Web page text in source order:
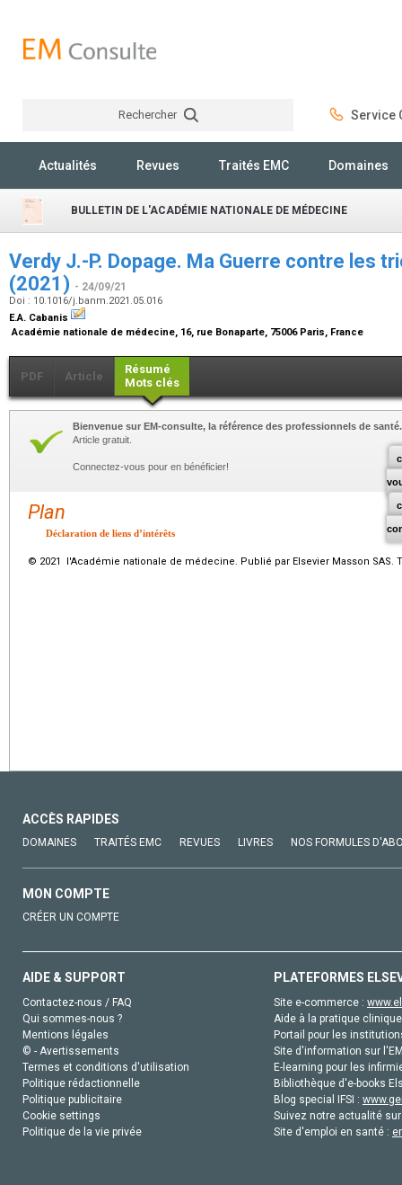
Rechercher Service
Actualités Revues Traités EMC Domaines
BULLETIN DE L'ACADÉMIE NATIONALE DE MÉDECINE
Verdy J.-P. Dopage. Ma Guerre contre les
(2021) - 24/09/21
Doi : 10.1016/j.banm.2021.05.016
E.A. Cabanis
Académie nationale de médecine, 16, rue Bonaparte, 75006 Paris, France
PDF Article
Résumé
Mots clés
Bienvenue sur EM-consulte, la référence des professionnels de santé.
Article gratuit.
Connectez-vous pour en bénéficier!
Plan
Déclaration de liens d’intérêts
© 2021 l'Académie nationale de médecine. Publié par Elsevier Masson SAS.
ACCÈS RAPIDES
DOMAINES TRAITÉS EMC REVUES LIVRES NOS FORMULES
MON COMPTE
CRÉER UN COMPTE
AIDE & SUPPORT
Contactez-nous / FAQ
Qui sommes-nous ?
Mentions légales
© - Avertissements
Termes et conditions d'utilisation
Politique rédactionnelle
Politique publicitaire
Cookie settings
Politique de la vie privée
PLATEFORMES
Site e-commerce :
Aide à la pratique
Portail pour les
Site d'information sur
E-learning pour les
Bibliothèque d'e-books
Blog special IFSI :
Suivez notre actualité
Site d'emploi en santé :